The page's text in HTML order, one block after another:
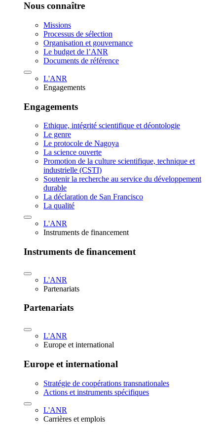
Nous connaître
Missions
Processus de sélection
Organisation et gouvernance
Le budget de l’ANR
Documents de référence
L'ANR
Engagements
Engagements
Ethique, intégrité scientifique et déontologie
Le genre
Le protocole de Nagoya
La science ouverte
Promotion de la culture scientifique, technique et
industrielle (CSTI)
Soutenir la recherche au service du développement
durable
La déclaration de San Francisco
La qualité
L'ANR
Instruments de financement
Instruments de financement
L'ANR
Partenariats
Partenariats
L'ANR
Europe et international
Europe et international
Stratégie de coopérations transnationales
Actions et instruments spécifiques
L'ANR
Carrières et emplois